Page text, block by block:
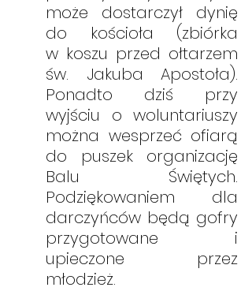
może dostarczył dynię
do kościoła (zbiórka
w koszu przed ołtarzem
św. Jakuba Apostoła).
Ponadto dziś przy
wyjściu o woluntariuszy
można wesprzeć ofiarą
do puszek organizację
Balu Świętych.
Podziękowaniem dla
darczyńców będą gofry
przygotowane    i
upieczone przez
młodzież.